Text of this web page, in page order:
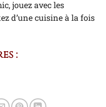
jouez avec les
d’une cuisine à la fois
: